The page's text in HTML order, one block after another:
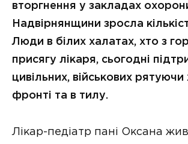
вторгнення у закладах
Надвірнянщини зросла
Люди в білих халатах, хто з
присягу лікаря, сьогодні
цивільних, військових
фронті та в тилу.
Лікар-педіатр пані Оксана